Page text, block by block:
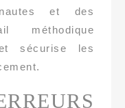
et des
méthodique
sécurise les